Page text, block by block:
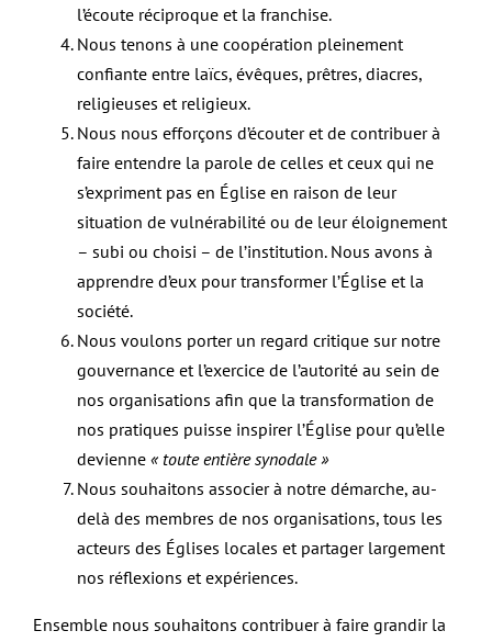
l’écoute réciproque et la franchise.
Nous tenons à une coopération pleinement
confiante entre laïcs, évêques, prêtres, diacres,
religieuses et religieux.
Nous nous efforçons d’écouter et de contribuer à
faire entendre la parole de celles et ceux qui ne
s’expriment pas en Église en raison de leur
situation de vulnérabilité ou de leur éloignement
– subi ou choisi – de l’institution. Nous avons à
apprendre d’eux pour transformer l’Église et la
société.
Nous voulons porter un regard critique sur notre
gouvernance et l’exercice de l’autorité au sein de
nos organisations afin que la transformation de
nos pratiques puisse inspirer l’Église pour qu’elle
devienne « toute entière synodale »
Nous souhaitons associer à notre démarche, au-
delà des membres de nos organisations, tous les
acteurs des Églises locales et partager largement
nos réflexions et expériences.
Ensemble nous souhaitons contribuer à faire grandir la